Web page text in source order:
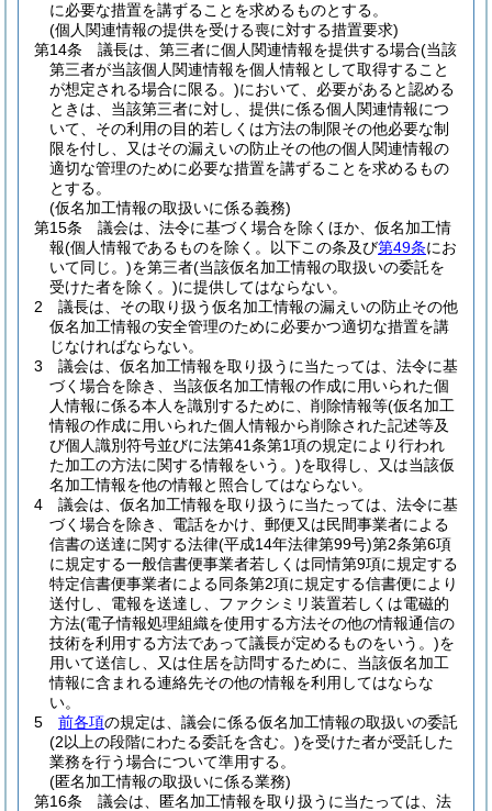
に必要な措置を講ずることを求めるものとする。
(個人関連情報の提供を受ける喪に対する措置要求)
第14条
議長は、第三者に個人関連情報を提供する場合(当該
第三者が当該個人関連情報を個人情報として取得すること
が想定される場合に限る。)において、必要があると認める
ときは、当該第三者に対し、提供に係る個人関連情報につ
いて、その利用の目的若しくは方法の制限その他必要な制
限を付し、又はその漏えいの防止その他の個人関連情報の
適切な管理のために必要な措置を講ずることを求めるもの
とする。
(仮名加工情報の取扱いに係る義務)
第15条
議会は、法令に基づく場合を除くほか、仮名加工情
報(個人情報であるものを除く。以下この条及び第49条にお
いて同じ。)を第三者(当該仮名加工情報の取扱いの委託を
受けた者を除く。)に提供してはならない。
2
議長は、その取り扱う仮名加工情報の漏えいの防止その他
仮名加工情報の安全管理のために必要かつ適切な措置を講
じなければならない。
3
議会は、仮名加工情報を取り扱うに当たっては、法令に基
づく場合を除き、当該仮名加工情報の作成に用いられた個
人情報に係る本人を識別するために、削除情報等(仮名加工
情報の作成に用いられた個人情報から削除された記述等及
び個人識別符号並びに法第41条第1項の規定により行われ
た加工の方法に関する情報をいう。)を取得し、又は当該仮
名加工情報を他の情報と照合してはならない。
4
議会は、仮名加工情報を取り扱うに当たっては、法令に基
づく場合を除き、電話をかけ、郵便又は民間事業者による
信書の送達に関する法律(平成14年法律第99号)第2条第6項
に規定する一般信書便事業者若しくは同情第9項に規定する
特定信書便事業者による同条第2項に規定する信書便により
送付し、電報を送達し、ファクシミリ装置若しくは電磁的
方法(電子情報処理組織を使用する方法その他の情報通信の
技術を利用する方法であって議長が定めるものをいう。)を
用いて送信し、又は住居を訪問するために、当該仮名加工
情報に含まれる連絡先その他の情報を利用してはならな
い。
5
前各項の規定は、議会に係る仮名加工情報の取扱いの委託
(2以上の段階にわたる委託を含む。)を受けた者が受託した
業務を行う場合について準用する。
(匿名加工情報の取扱いに係る業務)
第16条
議会は、匿名加工情報を取り扱うに当たっては、法